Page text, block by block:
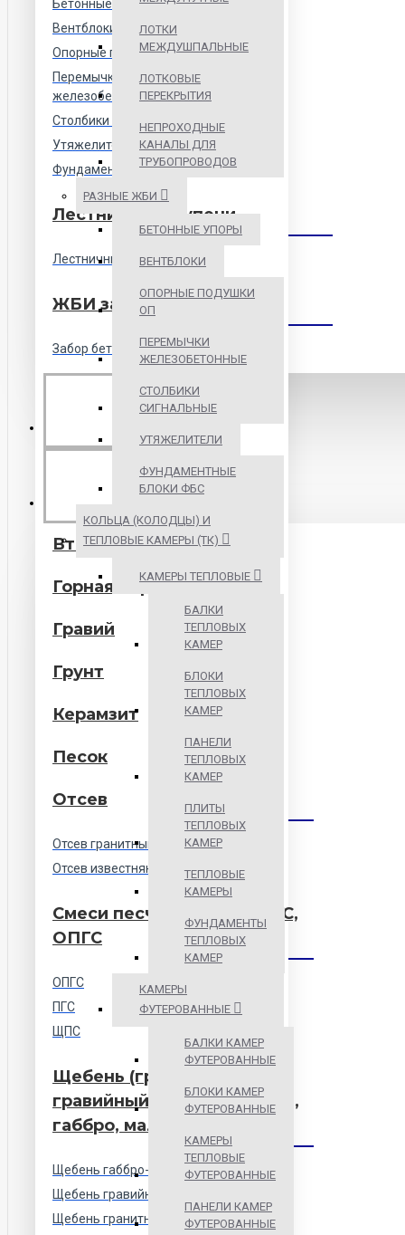
Бетонные упоры
Вентблоки
Опорные подушки ОП
Перемычки
железобетонные
Столбики сигнальные
Утяжелители
Фундаментные блоки ФБС
Лестницы и ступени
Лестничные ступени
ЖБИ забор
Забор бетонный
БИТУМНЫЕ
ИНЕРТНЫЕ
МАТЕРИАЛЫ
Вторичные материалы
Горная порода
Гравий
Грунт
Керамзит
Песок
Отсев
Отсев гранитный
Отсев известняковый
Смеси песчаные ПГС, ЩПС,
ОПГС
ОПГС
ПГС
ЩПС
Щебень (гранитный,
гравийный, известняковый,
габбро, малиновый)
Щебень габбро-диабаз
Щебень гравийный
Щебень гранитный
ЛОТКИ
МЕЖДУШПАЛЬНЫЕ
ЛОТКОВЫЕ
ПЕРЕКРЫТИЯ
НЕПРОХОДНЫЕ
КАНАЛЫ ДЛЯ
ТРУБОПРОВОДОВ
РАЗНЫЕ ЖБИ
БЕТОННЫЕ УПОРЫ
ВЕНТБЛОКИ
ОПОРНЫЕ ПОДУШКИ
ОП
ПЕРЕМЫЧКИ
ЖЕЛЕЗОБЕТОННЫЕ
СТОЛБИКИ
СИГНАЛЬНЫЕ
УТЯЖЕЛИТЕЛИ
ФУНДАМЕНТНЫЕ
БЛОКИ ФБС
КОЛЬЦА (КОЛОДЦЫ) И
ТЕПЛОВЫЕ КАМЕРЫ (ТК)
КАМЕРЫ ТЕПЛОВЫЕ
БАЛКИ
ТЕПЛОВЫХ
КАМЕР
БЛОКИ
ТЕПЛОВЫХ
КАМЕР
ПАНЕЛИ
ТЕПЛОВЫХ
КАМЕР
ПЛИТЫ
ТЕПЛОВЫХ
КАМЕР
ТЕПЛОВЫЕ
КАМЕРЫ
ФУНДАМЕНТЫ
ТЕПЛОВЫХ
КАМЕР
КАМЕРЫ
ФУТЕРОВАННЫЕ
БАЛКИ КАМЕР
ФУТЕРОВАННЫЕ
БЛОКИ КАМЕР
ФУТЕРОВАННЫЕ
КАМЕРЫ
ТЕПЛОВЫЕ
ФУТЕРОВАННЫЕ
ПАНЕЛИ КАМЕР
ФУТЕРОВАННЫЕ